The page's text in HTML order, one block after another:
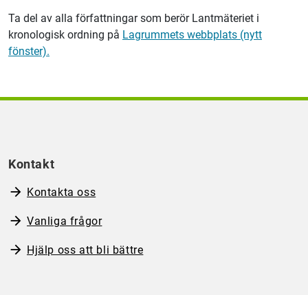
Ta del av alla författningar som berör Lantmäteriet i
kronologisk ordning på Lagrummets webbplats (nytt
fönster).
Kontakt
Kontakta oss
Vanliga frågor
Hjälp oss att bli bättre